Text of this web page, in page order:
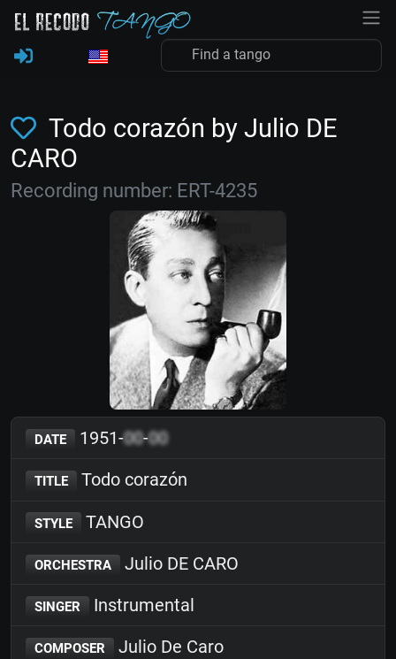
Todo corazón by Julio DE
CARO
Recording number: ERT-4235
DATE 1951-00-00
TITLE Todo corazón
STYLE TANGO
ORCHESTRA Julio DE CARO
SINGER Instrumental
COMPOSER Julio De Caro